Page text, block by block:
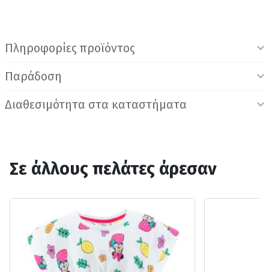
Πληροφορίες προϊόντος
Παράδοση
Διαθεσιμότητα στα καταστήματα
Σε άλλους πελάτες άρεσαν